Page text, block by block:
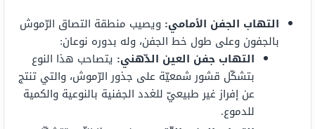
التهاب الجفن الأمامي: ويصيب منطقة التصاق الرّموش
بالجفون وعلى طول خط الجفن، وله بدوره نوعان:
التهاب جفن العين الدّهني: يتصاحب هذا النوع
بتشكّل قشور شمعيّة على جذور الرّموش، والتي تنتج
عن إفراز غير طبيعيّ للغدد الجفنية بالنوعية والكمية
للدموع.